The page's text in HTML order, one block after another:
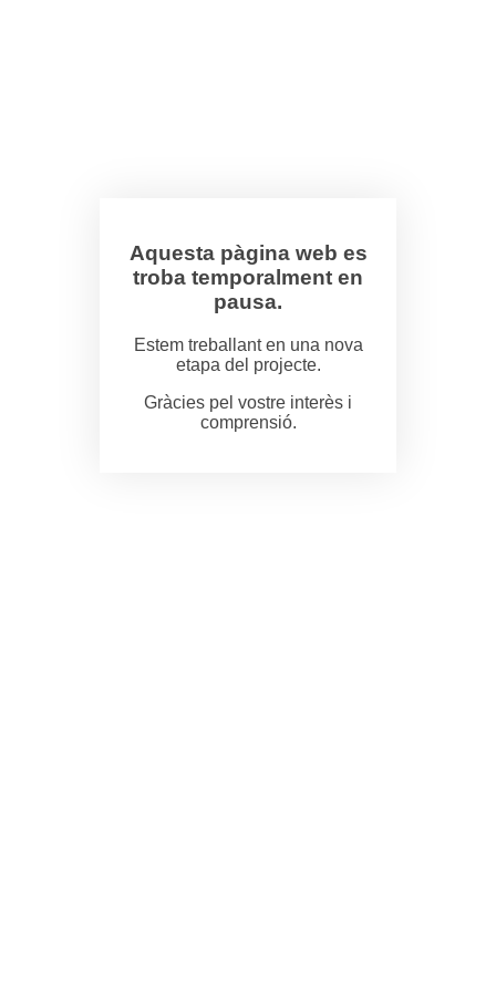
Aquesta pàgina web es
troba temporalment en
pausa.
Estem treballant en una nova
etapa del projecte.
Gràcies pel vostre interès i
comprensió.